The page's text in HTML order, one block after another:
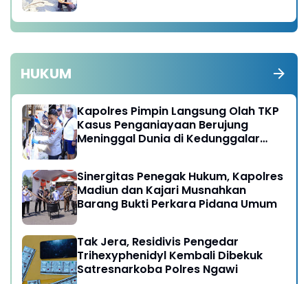
HUKUM
Kapolres Pimpin Langsung Olah TKP
Kasus Penganiayaan Berujung
Meninggal Dunia di Kedunggalar
Sinergitas Penegak Hukum, Kapolres
Madiun dan Kajari Musnahkan
Barang Bukti Perkara Pidana Umum
Tak Jera, Residivis Pengedar
Trihexyphenidyl Kembali Dibekuk
Satresnarkoba Polres Ngawi